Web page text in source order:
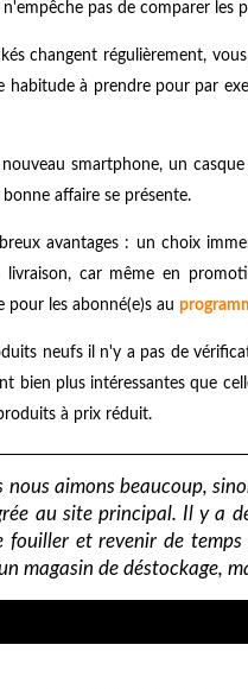
pas de comparer les
changent régulièrement,
habitude à prendre pour par
smartphone, un
affaire se présente.
avantages : un choix
car même en
pour les abonné(e)s au
neufs il n'y a pas de
bien plus intéressantes que
à prix réduit.
nous aimons beaucoup,
au site principal. Il y a
fouiller et revenir de
magasin de déstockage,